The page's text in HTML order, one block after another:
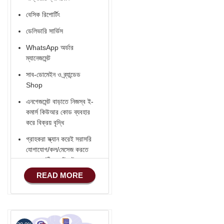
বেসিক রিপোর্টিং
ডেলিভারি সার্ভিস
WhatsApp অর্ডার
ম্যানেজমেন্ট
সাব-ডোমেইন ও ব্র্যান্ডেড
Shop
এনগেজমেন্ট বাড়াতে নিজস্ব ই-
কমার্স কিউআর কোড ব্যবহার
করে বিক্রয় বৃদ্ধি
গ্রাহকরা স্ক্যান করেই সরাসরি
যোগাযোগ/কল/মেসেজ করতে
পারবেন (ঠিকানা/ইমেইল
হোয়াটসঅ্যাপ
ফোন)
Verified ভেন্ডর Badge
READ MORE